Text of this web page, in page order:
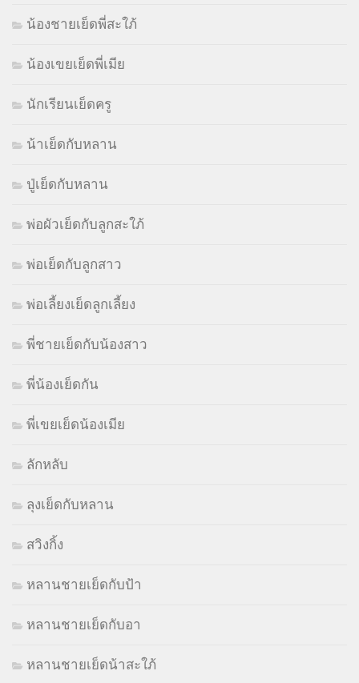
น้องชายเย็ดพี่สะใภ้
น้องเขยเย็ดพี่เมีย
นักเรียนเย็ดครู
น้าเย็ดกับหลาน
ปู่เย็ดกับหลาน
พ่อผัวเย็ดกับลูกสะใภ้
พ่อเย็ดกับลูกสาว
พ่อเลี้ยงเย็ดลูกเลี้ยง
พี่ชายเย็ดกับน้องสาว
พี่น้องเย็ดกัน
พี่เขยเย็ดน้องเมีย
ลักหลับ
ลุงเย็ดกับหลาน
สวิงกิ้ง
หลานชายเย็ดกับป้า
หลานชายเย็ดกับอา
หลานชายเย็ดน้าสะใภ้